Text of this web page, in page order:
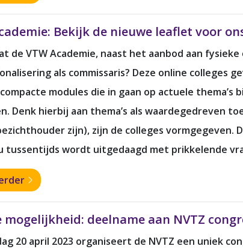
Bekijk de nieuwe leaflet voor
de VTW Academie, naast het aanbod aan
als commissaris? Deze online
modules die in gaan op actuele
Denk hierbij aan thema’s als waardegedreven
zijn), zijn de colleges vormgegeven.
tussentijds wordt uitgedaagd met prikkelende
mogelijkheid: deelname aan NVTZ
20 april 2023 organiseert de NVTZ een uniek